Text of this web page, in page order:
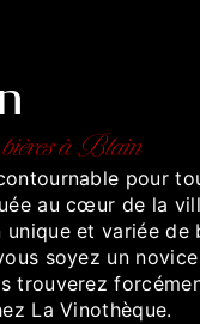
bières à Blain
pour
au cœur de la
et variée de
soyez un
trouverez
La Vinothèque.